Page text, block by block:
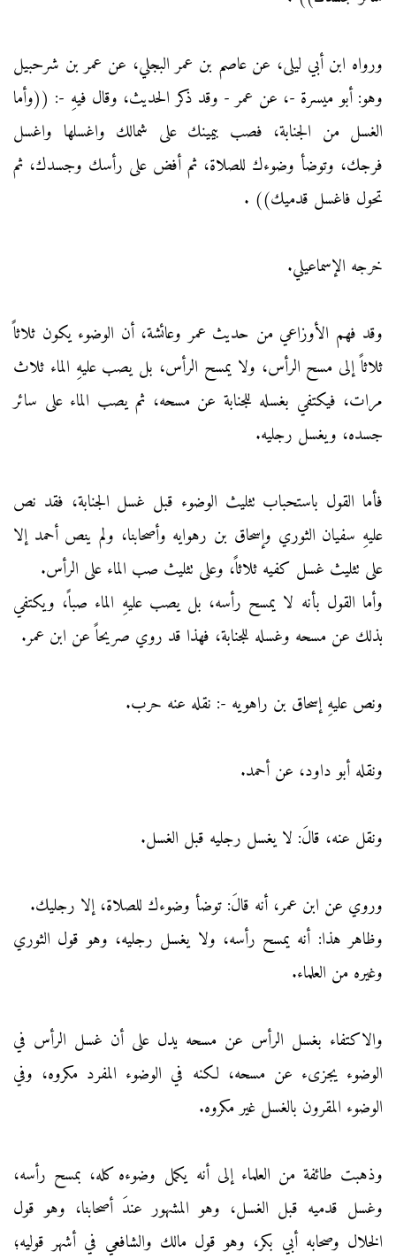
ورواه ابن أبي ليلى، عن عاصم بن عمر البجلي، عن عمر بن شرحبيل
وهو: أبو ميسرة -، عن عمر - وقد ذكر الحديث، وقال فيهِ -: ((وأما
الغسل من الجنابة، فصب بيمينك على شمالك واغسلها واغسل
فرجك، وتوضأ وضوءك للصلاة، ثم أفض على رأسك وجسدك، ثم
تحول فاغسل قدميك)) .
خرجه الإسماعيلي.
وقد فهم الأوزاعي من حديث عمر وعائشة، أن الوضوء يكون ثلاثاً
ثلاثاً إلى مسح الرأس، ولا يمسح الرأس، بل يصب عليهِ الماء ثلاث
مرات، فيكتفي بغسله للجنابة عن مسحه، ثم يصب الماء على سائر
جسده، ويغسل رجليه.
فأما القول باستحباب تثليث الوضوء قبل غسل الجنابة، فقد نص
عليهِ سفيان الثوري وإسحاق بن رهوايه وأصحابنا، ولم ينص أحمد إلا
على تثليث غسل كفيه ثلاثاً، وعلى تثليث صب الماء على الرأس.
وأما القول بأنه لا يمسح رأسه، بل يصب عليهِ الماء صباً، ويكتفي
بذلك عن مسحه وغسله للجنابة، فهذا قد روي صريحاً عن ابن عمر.
ونص عليهِ إسحاق بن راهويه -: نقله عنه حرب.
ونقله أبو داود، عن أحمد.
ونقل عنه، قالَ: لا يغسل رجليه قبل الغسل.
وروي عن ابن عمر، أنه قالَ: توضأ وضوءك للصلاة، إلا رجليك.
وظاهر هذا: أنه يمسح رأسه، ولا يغسل رجليه، وهو قول الثوري
وغيره من العلماء.
والاكتفاء بغسل الرأس عن مسحه يدل على أن غسل الرأس في
الوضوء يجزىء عن مسحه، لكنه في الوضوء المفرد مكروه، وفي
الوضوء المقرون بالغسل غير مكروه.
وذهبت طائفة من العلماء إلى أنه يكمل وضوءه كله، بمسح رأسه،
وغسل قدميه قبل الغسل، وهو المشهور عندَ أصحابنا، وهو قول
الخلال وصحابه أبي بكر، وهو قول مالك والشافعي في أشهر قوليه؛